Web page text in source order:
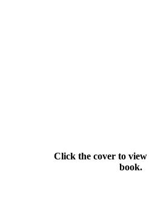
Click the cover to
book.